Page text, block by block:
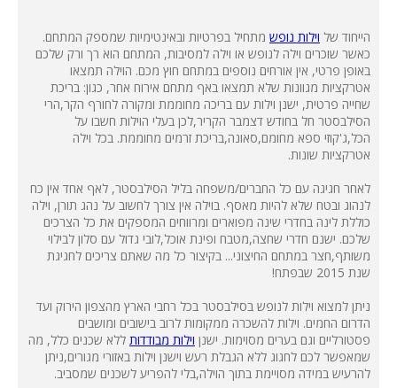
הייחוד של וילות נופש מתחיל בפרטיות ובאינטימיות שמספק המתחם.
כאשר שוכרים וילה לנופש או וילה למסיבות, המתחם הוא רך ורק שלכם
באופן פרטי, אין אורחים נוספים במתחם חוץ מכם. הוילה תמצאו
אטרקציות מגוונות שלא תמצאו באף מתחם אירוח אחר, כגון: בריכת
שחייה פרטית, ישנן וילות עם בריכה מחוממת ומקורה לחורף הקר,הרי
הסילבסטר חל בחודש דצמבר הקריר,לכן בעלי הוילות חשבו על
הכל,ג'קוזי ספא מחומם,סאונה,בריכת זרמים מחוממת. בכל וילה
אטרקציות שונות.
לאחר חגיגה עם כל החברים/משפחה בליל הסילבסטר, לאף אחד אין כח
לנהוג ובטח שלא להיות מאסף. בוילה אין צורך לחשוב על נהג תורן, וילה
כוללת לינה בחדרי שינה מפוארים ומרווחים המספקים את כל הצרכים
שלכם. ישנם חדרי שחצה,מטבח ופינת אוכל,לובי גדול עם סלון לבילוי
משותף,חצר במתחם החיצוני... בקיצור כל מה שאתם צריכים לחגיגת
שנת 2015 שבפתח!
ניתן למצוא וילות לנופש בסילבסטר בכל רחבי הארץ מהצפון הירוק ועד
הדרום החמים. וילות להשכרה ממקומות לרוב בישובים ומושבים
פסטורליים וגם בערים מסוימות. ישנן וילות מבודדות ללא שכנים כלל, מה
שמאפשר לכם לחגוג ללא הגבלת רעש וישנן וילות באזורי מגורים,ניתן
להרעיש במידה מסויימת בתוך הוילה,בלי להפריע לשכנים שמסביב.